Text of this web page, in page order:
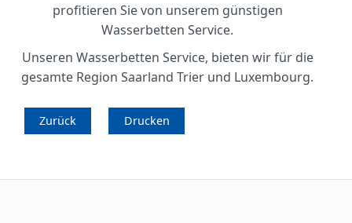
profitieren Sie von unserem günstigen
Wasserbetten Service.
Unseren Wasserbetten Service, bieten wir für die
gesamte Region Saarland Trier und Luxembourg.
Zurück Drucken